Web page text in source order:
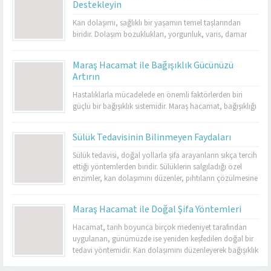
kasları gevşetir ve stresin olumsuz etkilerini azaltır.
Özellikle kronik yorgunluk yaşayan kişilerde enerjiyi
artırarak yaşam...
Destekleyin
Kan dolaşımı, sağlıklı bir yaşamın temel taşlarından
biridir. Dolaşım bozuklukları, yorgunluk, varis, damar
yöntem olarak öne çıkar. Kahramanmaraş’ta Dr. Cuma
Sabun Muayenehanesi, sülük tedavisinde tecrübeli ve
resmi izinli tek merkez olarak hizmet vermektedir. Burada
yapılan uygulamalar...
Maraş Hacamat ile Bağışıklık Gücünüzü
Artırın
Hastalıklarla mücadelede en önemli faktörlerden biri
güçlü bir bağışıklık sistemidir. Maraş hacamat, bağışıklığı
toksinlerden arındırır ve enfeksiyonlara karşı direnci artırır.
Kış aylarında sık görülen grip ve nezle gibi hastalıkların
etkilerini azaltmada da hacamatın faydaları
bilinmektedir. Ancak bu yöntemi...
Sülük Tedavisinin Bilinmeyen Faydaları
Sülük tedavisi, doğal yollarla şifa arayanların sıkça tercih
ettiği yöntemlerden biridir. Sülüklerin salgıladığı özel
enzimler, kan dolaşımını düzenler, pıhtıların çözülmesine
arayanlar için Dr. Cuma Sabun Muayenehanesi,
uzmanlığı ve resmi izinli olmasıyla öne çıkmaktadır.
Burada yapılan sülük uygulamaları, hem...
Maraş Hacamat ile Doğal Şifa Yöntemleri
Hacamat, tarih boyunca birçok medeniyet tarafından
uygulanan, günümüzde ise yeniden keşfedilen doğal bir
tedavi yöntemidir. Kan dolaşımını düzenleyerek bağışıklık
Kahramanmaraş Hacamat